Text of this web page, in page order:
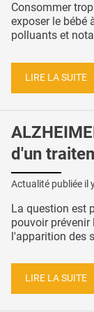
Consommer
exposer le bébé
polluants et
LIRE LA SUITE
d'un
Actualité publiée il
La question est
pouvoir
l'apparition des
LIRE LA SUITE